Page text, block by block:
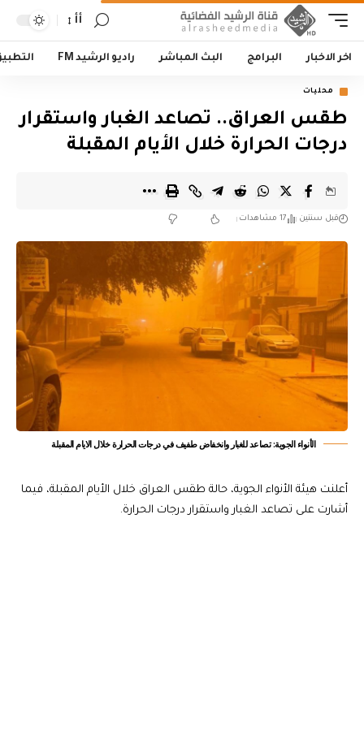
أأ
اخر الاخبار البرامج البث المباشر راديو الرشيد FM
محليات
طقس العراق.. تصاعد الغبار واستقرار
درجات الحرارة خلال الأيام المقبلة
قبل سنتين 17 مشاهدات
الأنواء الجوية: تصاعد للغبار وانخفاض طفيف في درجات الحرارة خلال الايام المقبلة
أعلنت هيئة الأنواء الجوية، حالة طقس العراق خلال الأيام المقبلة، فيما
أشارت على تصاعد الغبار واستقرار درجات الحرارة.